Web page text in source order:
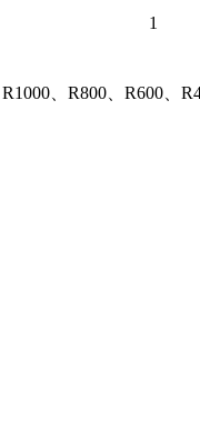
1
、R800、R600、